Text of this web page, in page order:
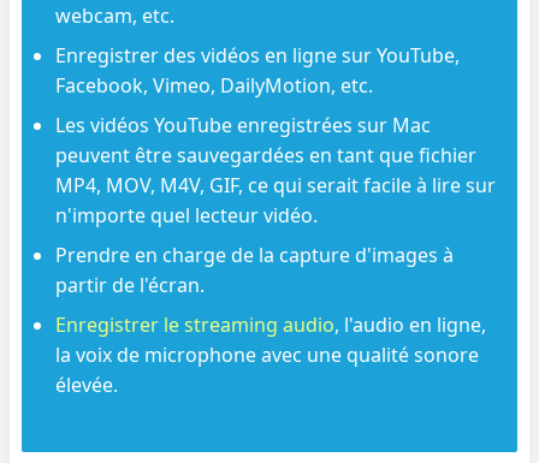
webcam, etc.
Enregistrer des vidéos en ligne sur YouTube,
Facebook, Vimeo, DailyMotion, etc.
Les vidéos YouTube enregistrées sur Mac
peuvent être sauvegardées en tant que fichier
MP4, MOV, M4V, GIF, ce qui serait facile à lire sur
n'importe quel lecteur vidéo.
Prendre en charge de la capture d'images à
partir de l'écran.
Enregistrer le streaming audio, l'audio en ligne,
la voix de microphone avec une qualité sonore
élevée.